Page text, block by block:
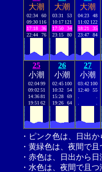
大潮
02:34
60
09:30 116
17:18
36
22:44
76
大潮
03:31
53
10:17 121
17:50
34
23:15
80
大潮
04:23
48
11:02 122
18:21
35
23:47
84
25
小潮
02:04 99
09:02 51
14:36 81
19:51 62
26
小潮
02:45 100
10:32
54
15:28
69
19:26
64
27
小潮
03:42 100
12:40
55
・ピンク色は、日出
・黄緑色は、夜間で
・赤色は、日出から
・水色は、夜間で且